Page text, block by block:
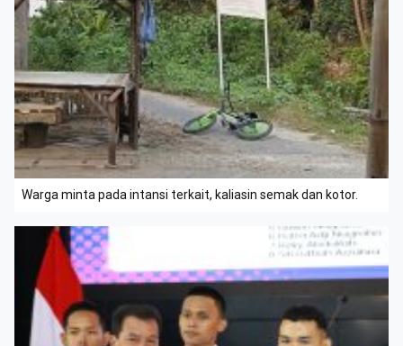
Warga minta pada intansi terkait, kaliasin semak dan kotor.